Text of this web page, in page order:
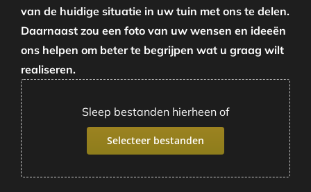
van de huidige situatie in uw tuin met ons te delen.
Daarnaast zou een foto van uw wensen en ideeën
ons helpen om beter te begrijpen wat u graag wilt
realiseren.
Sleep bestanden hierheen of
Selecteer bestanden